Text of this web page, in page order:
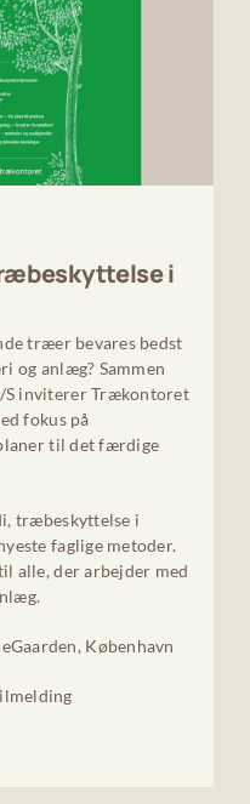
i
træer bevares bedst
og anlæg? Sammen
S inviterer Trækontoret
fokus på
til det færdige
træbeskyttelse i
faglige metoder.
alle, der arbejder med
København